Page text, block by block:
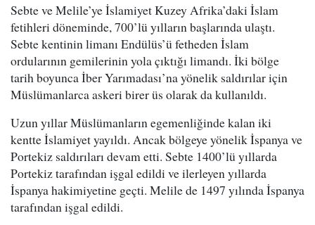
Sebte ve Melile’ye İslamiyet Kuzey Afrika’daki İslam
fetihleri döneminde, 700’lü yılların başlarında ulaştı.
Sebte kentinin limanı Endülüs’ü fetheden İslam
ordularının gemilerinin yola çıktığı limandı. İki bölge
tarih boyunca İber Yarımadası’na yönelik saldırılar için
Müslümanlarca askeri birer üs olarak da kullanıldı.
Uzun yıllar Müslümanların egemenliğinde kalan iki
kentte İslamiyet yayıldı. Ancak bölgeye yönelik İspanya ve
Portekiz saldırıları devam etti. Sebte 1400’lü yıllarda
Portekiz tarafından işgal edildi ve ilerleyen yıllarda
İspanya hakimiyetine geçti. Melile de 1497 yılında İspanya
tarafından işgal edildi.